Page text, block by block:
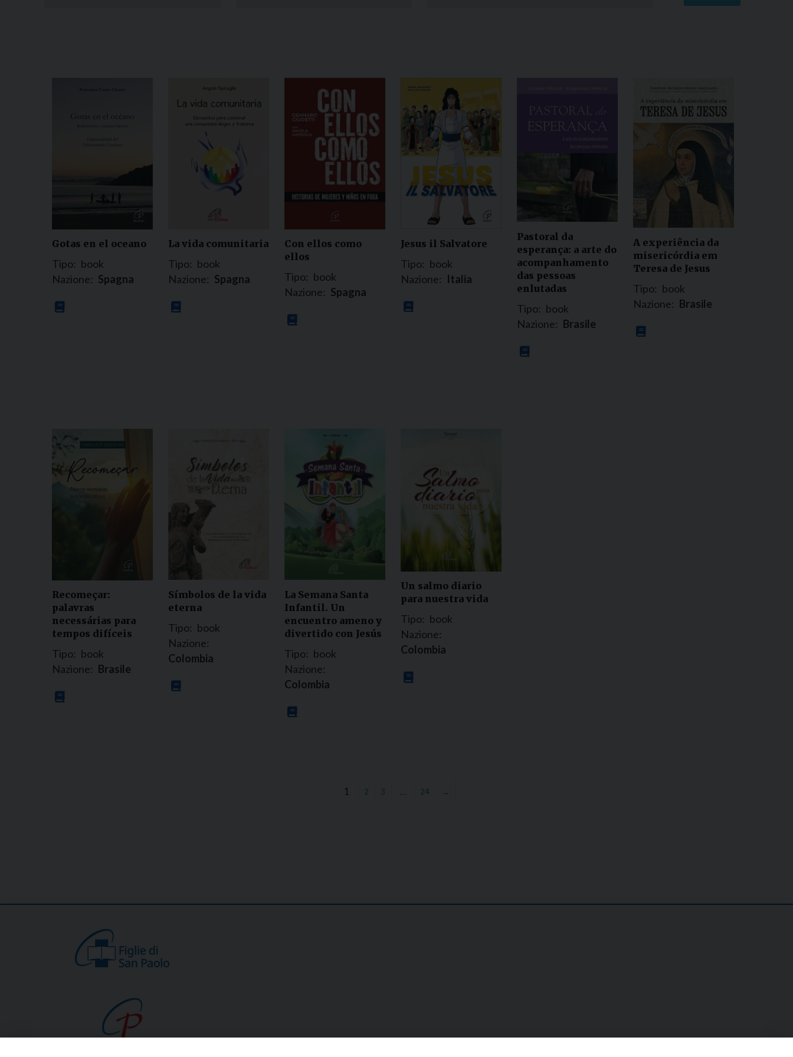
Gotas en el oceano
Tipo: book
Nazione: Spagna
La vida comunitaria
Tipo: book
Nazione: Spagna
Con ellos como
ellos
Tipo: book
Nazione: Spagna
Jesus il Salvatore
Tipo: book
Nazione: Italia
Pastoral da
esperança: a arte do
acompanhamento
das pessoas
enlutadas
Tipo: book
Nazione: Brasile
A experiência da
misericórdia em
Teresa de Jesus
Tipo: book
Nazione: Brasile
Recomeçar:
palavras
necessárias para
tempos difíceis
Tipo: book
Nazione: Brasile
Símbolos de la vida
eterna
Tipo: book
Nazione:
Colombia
La Semana Santa
Infantil. Un
encuentro ameno y
divertido con Jesús
Tipo: book
Nazione:
Colombia
Un salmo diario
para nuestra vida
Tipo: book
Nazione:
Colombia
1 2 3 … 24 →